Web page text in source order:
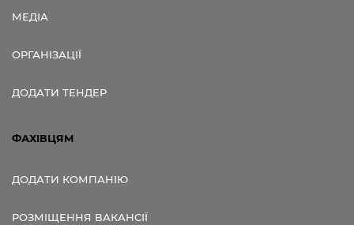
МЕДІА
ОРГАНІЗАЦІЇ
ДОДАТИ ТЕНДЕР
ФАХІВЦЯМ
ДОДАТИ КОМПАНІЮ
РОЗМІЩЕННЯ ВАКАНСІЇ